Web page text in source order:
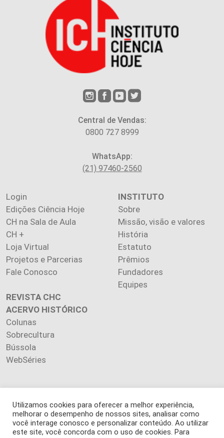
Central de Vendas:
0800 727 8999
WhatsApp:
(21) 97460-2560
Login
Edições Ciência Hoje
CH na Sala de Aula
CH +
Loja Virtual
Projetos e Parcerias
Fale Conosco
INSTITUTO
Sobre
Missão, visão e valores
História
Estatuto
Prêmios
Fundadores
Equipes
REVISTA CHC
ACERVO HISTÓRICO
Colunas
Sobrecultura
Bússola
WebSéries
Copyright 2026 INSTITUTO CIÊNCIA HOJE. Todos os direitos
reservados.
Os artigos publicados na revista refletem exclusivamente a
Utilizamos cookies para oferecer a melhor experiência,
melhorar o desempenho de nossos sites, analisar como
você interage conosco e personalizar conteúdo. Ao utilizar
este site, você concorda com o uso de cookies. Para